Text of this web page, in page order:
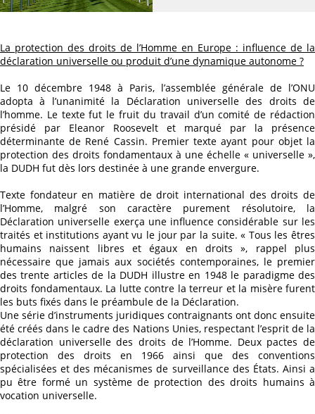
La protection des droits de l’Homme en Europe : influence de la
déclaration universelle ou produit d’une dynamique autonome ?
Le 10 décembre 1948 à Paris, l’assemblée générale de l’ONU
adopta à l’unanimité la Déclaration universelle des droits de
l’homme. Le texte fut le fruit du travail d’un comité de rédaction
présidé par Eleanor Roosevelt et marqué par la présence
déterminante de René Cassin. Premier texte ayant pour objet la
protection des droits fondamentaux à une échelle « universelle »,
la DUDH fut dès lors destinée à une grande envergure.
Texte fondateur en matière de droit international des droits de
l’Homme, malgré son caractère purement résolutoire, la
Déclaration universelle exerça une influence considérable sur les
traités et institutions ayant vu le jour par la suite. « Tous les êtres
humains naissent libres et égaux en droits », rappel plus
nécessaire que jamais aux sociétés contemporaines, le premier
des trente articles de la DUDH illustre en 1948 le paradigme des
droits fondamentaux. La lutte contre la terreur et la misère furent
les buts fixés dans le préambule de la Déclaration.
Une série d’instruments juridiques contraignants ont donc ensuite
été créés dans le cadre des Nations Unies, respectant l’esprit de la
déclaration universelle des droits de l’Homme. Deux pactes de
protection des droits en 1966 ainsi que des conventions
spécialisées et des mécanismes de surveillance des États. Ainsi a
pu être formé un système de protection des droits humains à
vocation universelle.